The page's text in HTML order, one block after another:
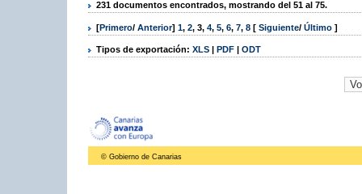
231 documentos encontrados, mostrando del 51 al 75.
[Primero/ Anterior] 1, 2, 3, 4, 5, 6, 7, 8 [ Siguiente/ Último ]
Tipos de exportación: XLS | PDF | ODT
© Gobierno de Canarias